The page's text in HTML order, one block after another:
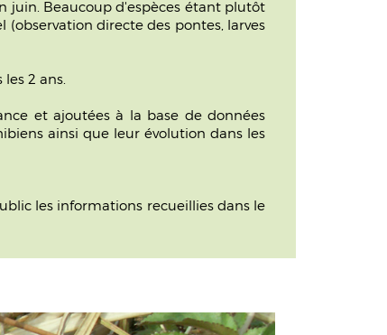
juin. Beaucoup d'espèces étant plutôt
directe des pontes, larves
2 ans.
et ajoutées à la base de données
ainsi que leur évolution dans les
les informations recueillies dans le